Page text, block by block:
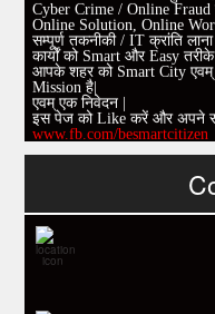
कार्यों को Smart और Easy
आपके शहर को Smart City एवम्
Mission है|
एवम् एक निवेदन |
इस पेज को Like करें और अपने
www.fb.com/besmartcitizen
Be Smart Citizen App
काम आने वाले बहुत से कार्यों में
Link: -https://goo.gl/fhmp6D
यदि आप को इस App में कुछ भी